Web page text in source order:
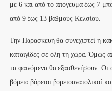
με 6 και από το απόγευμα έως 7
από 9 έως 13 βαθμούς Κελσίου.
Την Παρασκευή θα συνεχιστεί η
καταιγίδες σε όλη τη χώρα. Όμως
τα φαινόμενα θα εξασθενήσουν. Οι
βόρεια βόρειοι βορειοανατολικοί